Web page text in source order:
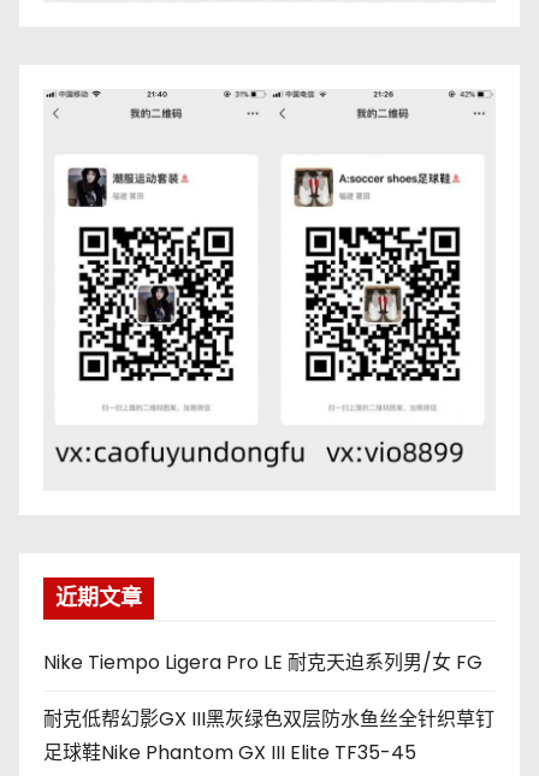
近期文章
Nike Tiempo Ligera Pro LE 耐克天迫系列男/女 FG
耐克低帮幻影GX III黑灰绿色双层防水鱼丝全针织草钉
足球鞋Nike Phantom GX III Elite TF35-45